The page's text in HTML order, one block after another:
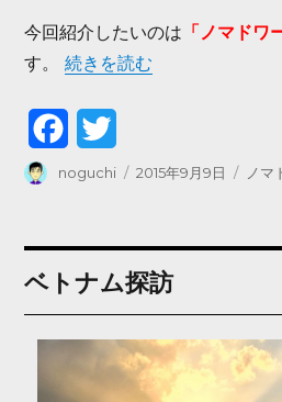
今回紹介したいのは 「ノマドワ
す。“ノマドワークに役立つグッ
続きを読む
a
e
b
w
t
t
r
投
noguchi
投
2015年9月9日
カ
ノマ
ベトナム探訪